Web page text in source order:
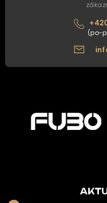
NAŠE NABÍDKA